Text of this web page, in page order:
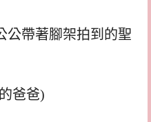
公帶著腳架拍到的聖
爸爸)